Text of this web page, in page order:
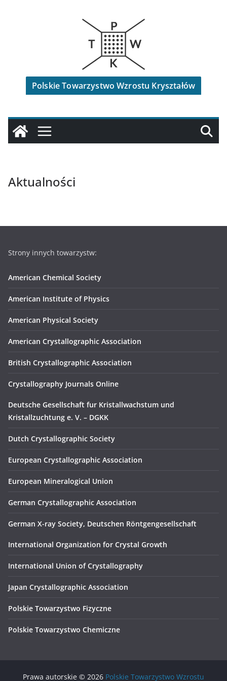
Polskie Towarzystwo Wzrostu Kryształów
Aktualności
Strony innych towarzystw:
American Chemical Society
American Institute of Physics
American Physical Society
American Crystallographic Association
British Crystallographic Association
Crystallography Journals Online
Deutsche Gesellschaft fur Kristallwachstum und
Kristallzuchtung e. V. – DGKK
Dutch Crystallographic Society
European Crystallographic Association
European Mineralogical Union
German Crystallographic Association
German X-ray Society, Deutschen Röntgengesellschaft
International Organization for Crystal Growth
International Union of Crystallography
Japan Crystallographic Association
Polskie Towarzystwo Fizyczne
Polskie Towarzystwo Chemiczne
Prawa autorskie © 2026 Polskie Towarzystwo Wzrostu